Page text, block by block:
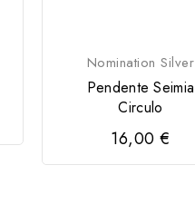
Nomination Silver
Pendente Seimia
Circulo
16,00 €